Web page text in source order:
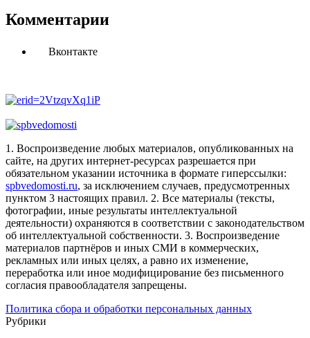
Комментарии
Вконтакте
1. Воспроизведение любых материалов, опубликованных на
сайте, на других интернет-ресурсах разрешается при
обязательном указании источника в формате гиперссылки:
spbvedomosti.ru, за исключением случаев, предусмотренных
пунктом 3 настоящих правил. 2. Все материалы (тексты,
фотографии, иные результаты интеллектуальной
деятельности) охраняются в соответствии с законодательством
об интеллектуальной собственности. 3. Воспроизведение
материалов партнёров и иных СМИ в коммерческих,
рекламных или иных целях, а равно их изменение,
переработка или иное модифицирование без письменного
согласия правообладателя запрещены.
Политика сбора и обработки персональных данных
Рубрики